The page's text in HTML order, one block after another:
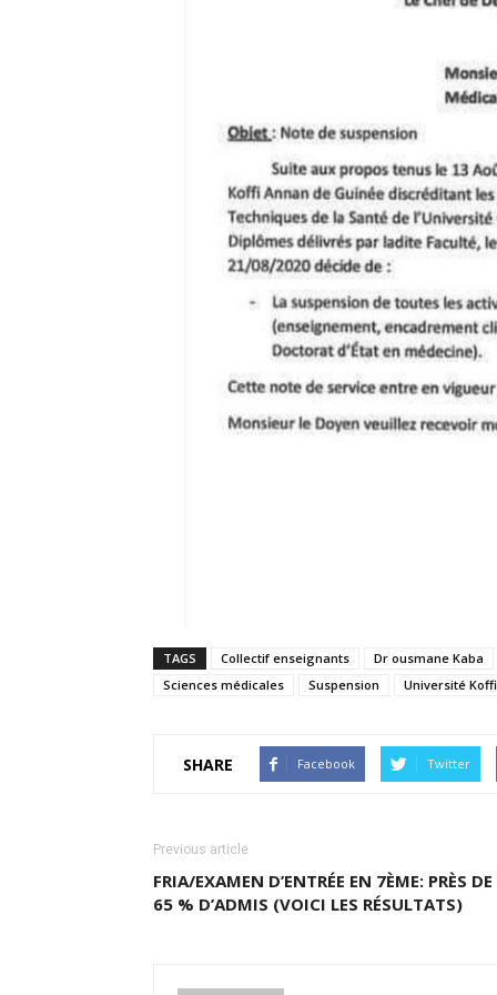
TAGS Collectif enseignants
Dr ousmane Kaba
Sciences médicales
Suspension Université
SHARE Facebook Twitter
Previous article
FRIA/EXAMEN D’ENTRÉE EN 7ÈME: PRÈS DE
65 % D’ADMIS (VOICI LES RÉSULTATS)